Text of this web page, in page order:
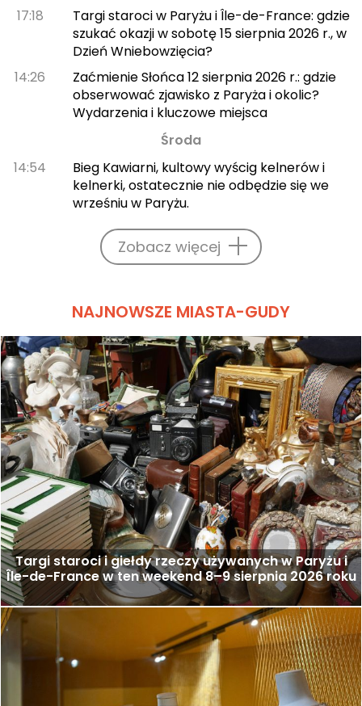
17:18
Targi staroci w Paryżu i Île-de-France: gdzie
szukać okazji w sobotę 15 sierpnia 2026 r., w
Dzień Wniebowzięcia?
14:26
Zaćmienie Słońca 12 sierpnia 2026 r.: gdzie
obserwować zjawisko z Paryża i okolic?
Wydarzenia i kluczowe miejsca
Środa
14:54
Bieg Kawiarni, kultowy wyścig kelnerów i
kelnerki, ostatecznie nie odbędzie się we
wrześniu w Paryżu.
Zobacz więcej
NAJNOWSZE MIASTA-GUDY
Targi staroci i giełdy rzeczy używanych w Paryżu i
Île-de-France w ten weekend 8–9 sierpnia 2026 roku